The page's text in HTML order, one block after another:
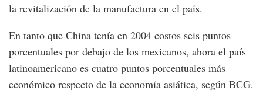
la revitalización de la manufactura en el país.
En tanto que China tenía en 2004 costos seis puntos
porcentuales por debajo de los mexicanos, ahora el país
latinoamericano es cuatro puntos porcentuales más
económico respecto de la economía asiática, según BCG.